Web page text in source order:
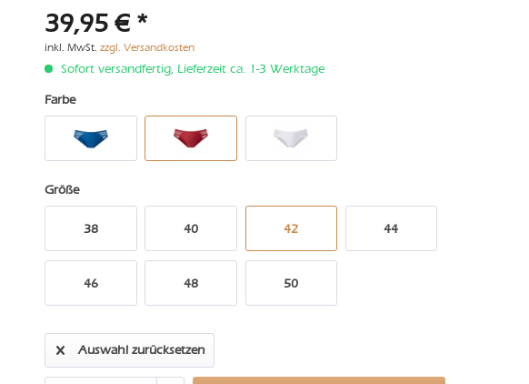
39,95 € *
inkl. MwSt.zzgl. Versandkosten
Sofort versandfertig, Lieferzeit ca. 1-3 Werktage
Farbe
Größe
38 40 42 44
46 48 50
Auswahl zurücksetzen